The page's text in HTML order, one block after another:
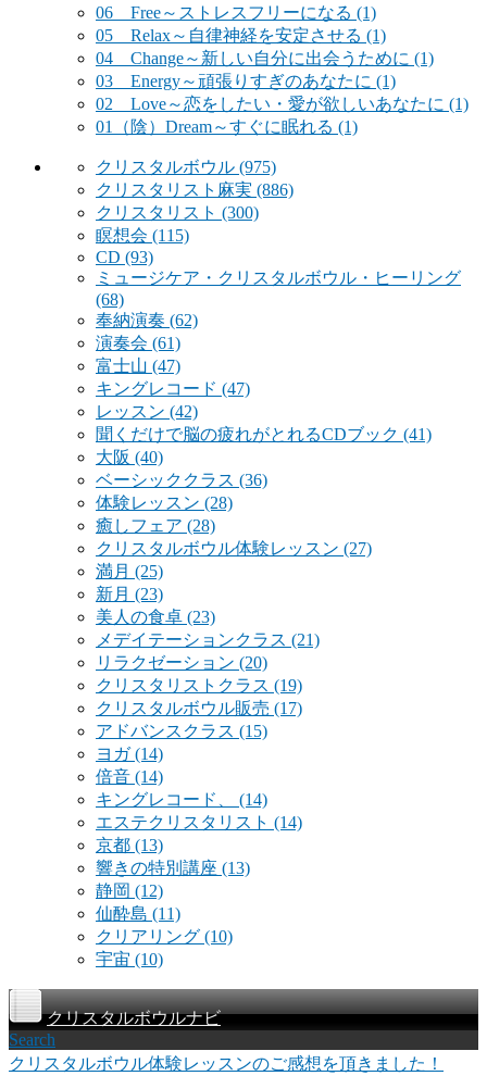
06 Free～ストレスフリーになる (1)
05 Relax～自律神経を安定させる (1)
04 Change～新しい自分に出会うために (1)
03 Energy～頑張りすぎのあなたに (1)
02 Love～恋をしたい・愛が欲しいあなたに (1)
01（陰）Dream～すぐに眠れる (1)
クリスタルボウル (975)
クリスタリスト麻実 (886)
クリスタリスト (300)
瞑想会 (115)
CD (93)
ミュージケア・クリスタルボウル・ヒーリング
(68)
奉納演奏 (62)
演奏会 (61)
富士山 (47)
キングレコード (47)
レッスン (42)
聞くだけで脳の疲れがとれるCDブック (41)
大阪 (40)
ベーシッククラス (36)
体験レッスン (28)
癒しフェア (28)
クリスタルボウル体験レッスン (27)
満月 (25)
新月 (23)
美人の食卓 (23)
メデイテーションクラス (21)
リラクゼーション (20)
クリスタリストクラス (19)
クリスタルボウル販売 (17)
アドバンスクラス (15)
ヨガ(14)
倍音 (14)
キングレコード、 (14)
エステクリスタリスト (14)
京都 (13)
響きの特別講座 (13)
静岡 (12)
仙酔島 (11)
クリアリング (10)
宇宙 (10)
クリスタルボウルナビ
Search
クリスタルボウル体験レッスンのご感想を頂きました！